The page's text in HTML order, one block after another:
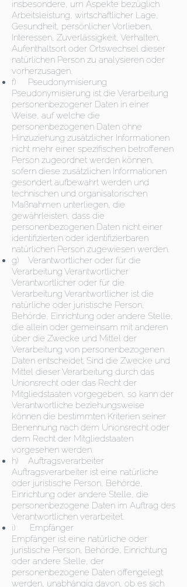
insbesondere, um Aspekte bezüglich
Arbeitsleistung, wirtschaftlicher Lage,
Gesundheit, persönlicher Vorlieben,
Interessen, Zuverlässigkeit, Verhalten,
Aufenthaltsort oder Ortswechsel dieser
natürlichen Person zu analysieren oder
vorherzusagen.
f) Pseudonymisierung
Pseudonymisierung ist die Verarbeitung
personenbezogener Daten in einer
Weise, auf welche die
personenbezogenen Daten ohne
Hinzuziehung zusätzlicher Informationen
nicht mehr einer spezifischen betroffenen
Person zugeordnet werden können,
sofern diese zusätzlichen Informationen
gesondert aufbewahrt werden und
technischen und organisatorischen
Maßnahmen unterliegen, die
gewährleisten, dass die
personenbezogenen Daten nicht einer
identifizierten oder identifizierbaren
natürlichen Person zugewiesen werden.
g) Verantwortlicher oder für die
Verarbeitung Verantwortlicher
Verantwortlicher oder für die
Verarbeitung Verantwortlicher ist die
natürliche oder juristische Person,
Behörde, Einrichtung oder andere Stelle,
die allein oder gemeinsam mit anderen
über die Zwecke und Mittel der
Verarbeitung von personenbezogenen
Daten entscheidet. Sind die Zwecke und
Mittel dieser Verarbeitung durch das
Unionsrecht oder das Recht der
Mitgliedstaaten vorgegeben, so kann der
Verantwortliche beziehungsweise
können die bestimmten Kriterien seiner
Benennung nach dem Unionsrecht oder
dem Recht der Mitgliedstaaten
vorgesehen werden.
h) Auftragsverarbeiter
Auftragsverarbeiter ist eine natürliche
oder juristische Person, Behörde,
Einrichtung oder andere Stelle, die
personenbezogene Daten im Auftrag des
Verantwortlichen verarbeitet.
i) Empfänger
Empfänger ist eine natürliche oder
juristische Person, Behörde, Einrichtung
oder andere Stelle, der
personenbezogene Daten offengelegt
werden, unabhängig davon, ob es sich